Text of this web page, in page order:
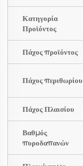
Κατηγορία
Προϊόντος
Πάχος προϊόντος
Πάχος περιθωρίου
Πάχος Πλαισίου
Βαθμός
πυροδαπανών